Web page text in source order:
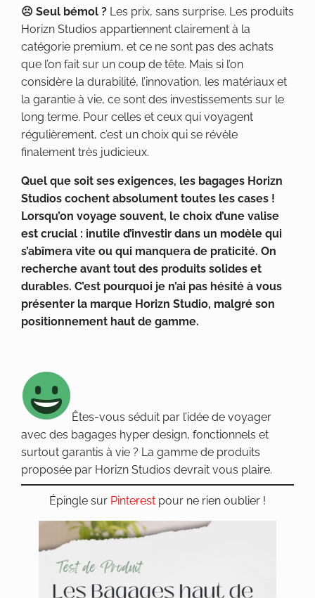
☹️ Seul bémol ? Les prix, sans surprise. Les produits
Horizn Studios appartiennent clairement à la
catégorie premium, et ce ne sont pas des achats
que l’on fait sur un coup de tête. Mais si l’on
considère la durabilité, l’innovation, les matériaux et
la garantie à vie, ce sont des investissements sur le
long terme. Pour celles et ceux qui voyagent
régulièrement, c’est un choix qui se révèle
finalement très judicieux.
Quel que soit ses exigences, les bagages Horizn
Studios cochent absolument toutes les cases !
Lorsqu’on voyage souvent, le choix d’une valise
est crucial : inutile d’investir dans un modèle qui
s’abîmera vite ou qui manquera de praticité. On
recherche avant tout des produits solides et
durables. C’est pourquoi je n’ai pas hésité à vous
présenter la marque Horizn Studio, malgré son
positionnement haut de gamme.
Êtes-vous séduit par l’idée de voyager
avec des bagages hyper design, fonctionnels et
surtout garantis à vie ? La gamme de produits
proposée par Horizn Studios devrait vous plaire.
Épingle sur Pinterest pour ne rien oublier !